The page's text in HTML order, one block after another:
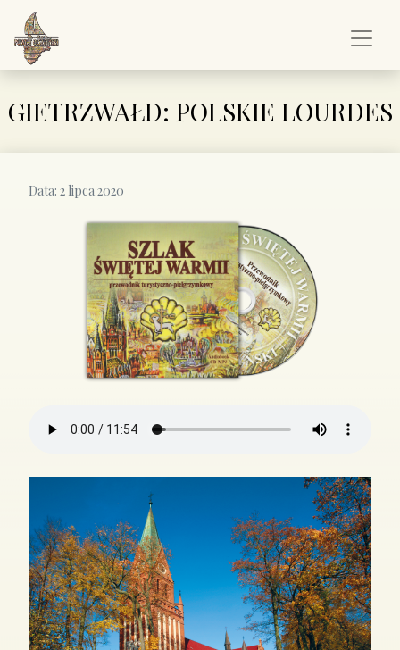
GIETRZWAŁD: POLSKIE LOURDES
Data: 2 lipca 2020